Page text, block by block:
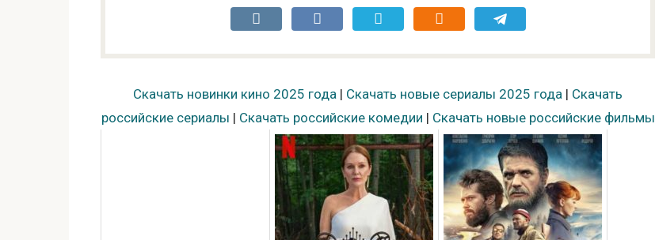
Скачать новинки кино 2025 года | Скачать новые сериалы 2025 года | Скачать
российские сериалы | Скачать российские комедии | Скачать новые российские фильмы